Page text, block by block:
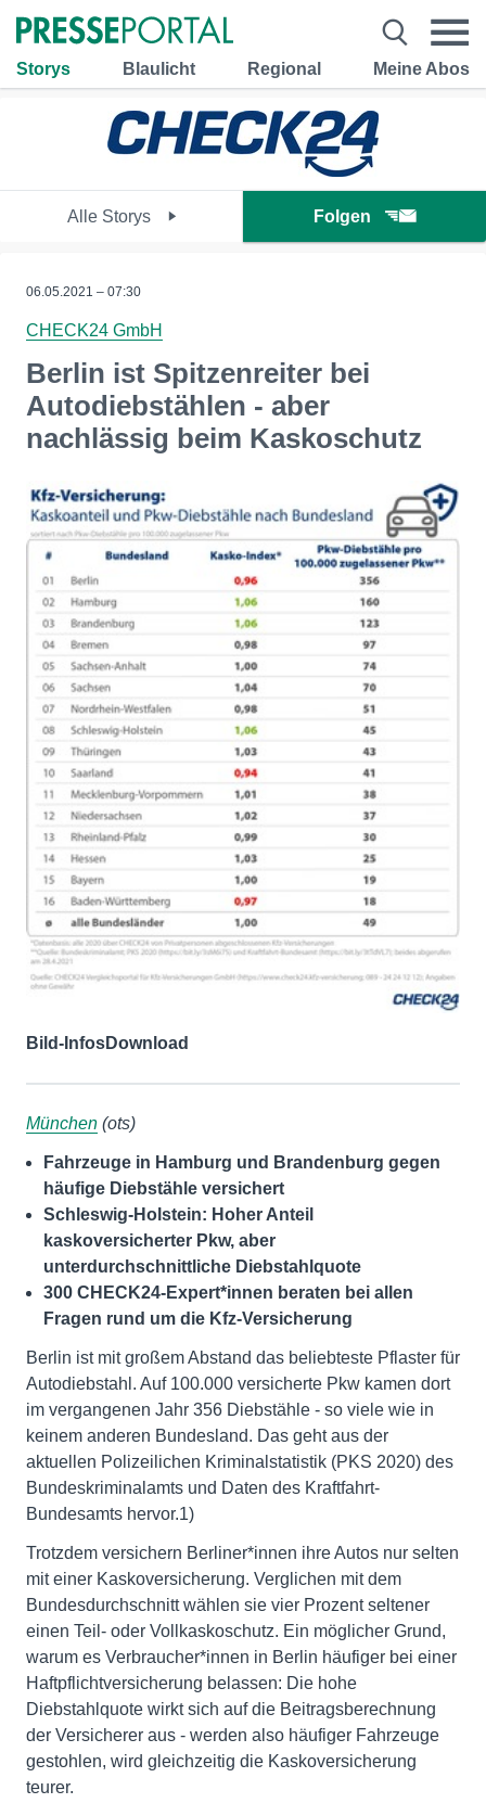
Storys Blaulicht Regional Meine Abos
Alle Storys Folgen
06.05.2021 – 07:30
CHECK24 GmbH
Berlin ist Spitzenreiter bei
Autodiebstählen - aber
nachlässig beim Kaskoschutz
Bild-InfosDownload
München (ots)
Fahrzeuge in Hamburg und Brandenburg gegen
häufige Diebstähle versichert
Schleswig-Holstein: Hoher Anteil
kaskoversicherter Pkw, aber
unterdurchschnittliche Diebstahlquote
300 CHECK24-Expert*innen beraten bei allen
Fragen rund um die Kfz-Versicherung
Berlin ist mit großem Abstand das beliebteste Pflaster für
Autodiebstahl. Auf 100.000 versicherte Pkw kamen dort
im vergangenen Jahr 356 Diebstähle - so viele wie in
keinem anderen Bundesland. Das geht aus der
aktuellen Polizeilichen Kriminalstatistik (PKS 2020) des
Bundeskriminalamts und Daten des Kraftfahrt-
Bundesamts hervor.1)
Trotzdem versichern Berliner*innen ihre Autos nur selten
mit einer Kaskoversicherung. Verglichen mit dem
Bundesdurchschnitt wählen sie vier Prozent seltener
einen Teil- oder Vollkaskoschutz. Ein möglicher Grund,
warum es Verbraucher*innen in Berlin häufiger bei einer
Haftpflichtversicherung belassen: Die hohe
Diebstahlquote wirkt sich auf die Beitragsberechnung
der Versicherer aus - werden also häufiger Fahrzeuge
gestohlen, wird gleichzeitig die Kaskoversicherung
teurer.